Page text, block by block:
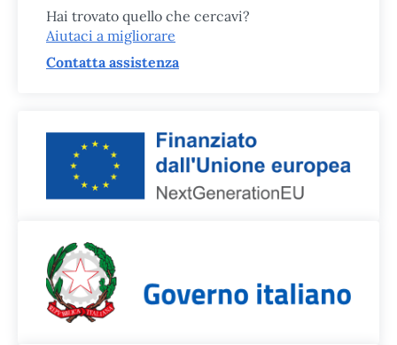
Hai trovato quello che cercavi?
Aiutaci a migliorare
Contatta assistenza